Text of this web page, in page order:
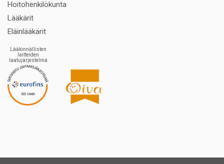
Hoitohenkilökunta
Lääkärit
Eläinlääkärit
Lääkinnällisten
laitteiden
laatujärjestelmä